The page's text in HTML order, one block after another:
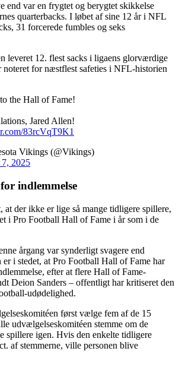
end var en frygtet og berygtet skikkelse
quarterbacks. I løbet af sine 12 år i NFL
31 forcerede fumbles og seks
leveret 12. flest sacks i ligaens glorværdige
noteret for næstflest safeties i NFL-historien
the Hall of Fame!
Jared Allen!
83rcVqT9K1
Vikings (@Vikings)
2025
indlemmelse
at der ikke er lige så mange tidligere spillere,
i Pro Football Hall of Fame i år som i de
årgang var synderligt svagere end
i stedet, at Pro Football Hall of Fame har
efter at flere Hall of Fame-
Deion Sanders – offentligt har kritiseret den
udødelighed.
først vælge fem af de 15
udvælgelseskomitéen stemme om de
spillere igen. Hvis den enkelte tidligere
af stemmerne, ville personen blive